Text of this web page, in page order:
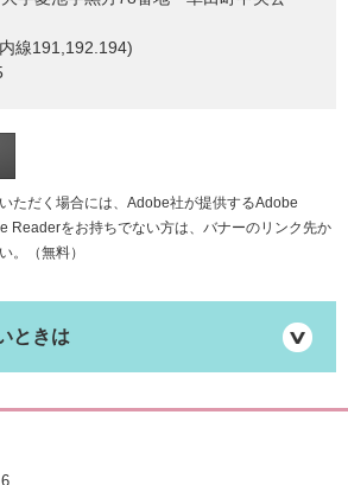
線191,192.194)
ただく場合には、Adobe社が提供するAdobe
Readerをお持ちでない方は、バナーのリンク先か
。（無料）
ときは